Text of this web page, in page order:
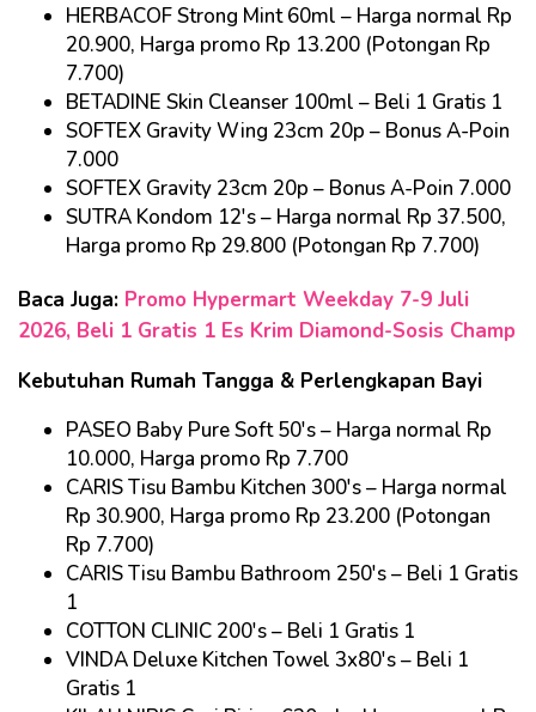
HERBACOF Strong Mint 60ml – Harga normal Rp
20.900, Harga promo Rp 13.200 (Potongan Rp
7.700)
BETADINE Skin Cleanser 100ml – Beli 1 Gratis 1
SOFTEX Gravity Wing 23cm 20p – Bonus A-Poin
7.000
SOFTEX Gravity 23cm 20p – Bonus A-Poin 7.000
SUTRA Kondom 12's – Harga normal Rp 37.500,
Harga promo Rp 29.800 (Potongan Rp 7.700)
Baca Juga: Promo Hypermart Weekday 7-9 Juli
2026, Beli 1 Gratis 1 Es Krim Diamond-Sosis Champ
Kebutuhan Rumah Tangga & Perlengkapan Bayi
PASEO Baby Pure Soft 50's – Harga normal Rp
10.000, Harga promo Rp 7.700
CARIS Tisu Bambu Kitchen 300's – Harga normal
Rp 30.900, Harga promo Rp 23.200 (Potongan
Rp 7.700)
CARIS Tisu Bambu Bathroom 250's – Beli 1 Gratis
1
COTTON CLINIC 200's – Beli 1 Gratis 1
VINDA Deluxe Kitchen Towel 3x80's – Beli 1
Gratis 1